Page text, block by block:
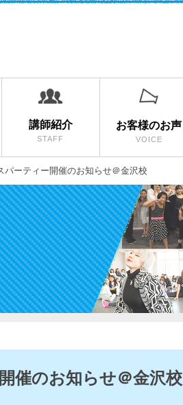
講師紹介
STAFF
お客様のお声
VOICE
パーティー開催のお知らせ＠金沢校
催のお知らせ＠金沢校